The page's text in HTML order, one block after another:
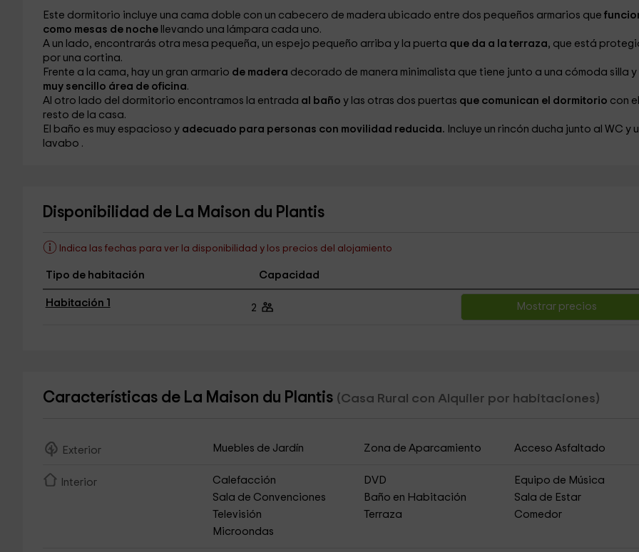
Este dormitorio incluye una cama doble con un cabecero de madera ubicado entre dos pequeños armarios que
como mesas de noche
llevando una lámpara cada uno.
A un lado, encontrarás otra mesa pequeña, un espejo pequeño arriba y la puerta que da a la terraza, que está
por una cortina.
Frente a la cama, hay un gran armario de madera decorado de manera minimalista que tiene junto a una cómoda silla y
muy sencillo área de oficina.
Al otro lado del dormitorio encontramos la entrada al baño y las otras dos puertas que comunican el dormitorio con el
resto de la casa.
El baño es muy espacioso y adecuado para personas con movilidad reducida. Incluye un rincón ducha junto al WC y
lavabo .
Disponibilidad de La Maison du Plantis
Indica las fechas para ver la disponibilidad y los precios del alojamiento
Tipo de habitación Capacidad
Habitación 1 2 Mostrar precios
Características de La Maison du Plantis (Casa Rural con Alquiler por habitaciones)
Exterior Muebles de Jardín Zona de Aparcamiento Acceso Asfaltado
Interior Calefacción DVD
Equipo de Música
Sala de Convenciones
Baño en Habitación
Sala de Estar
Televisión
Terraza
Comedor
Microondas